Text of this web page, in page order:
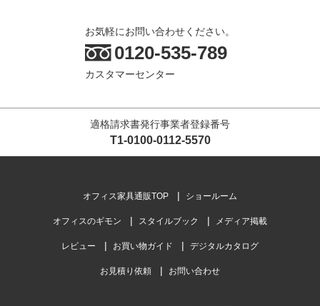
お気軽にお問い合わせください。
0120-535-789
カスタマーセンター
適格請求書発行事業者登録番号
T1-0100-0112-5570
オフィス家具通販TOP ショールーム
オフィスのギモン スタイルブック メディア掲載
レビュー お買い物ガイド デジタルカタログ
お見積り依頼 お問い合わせ